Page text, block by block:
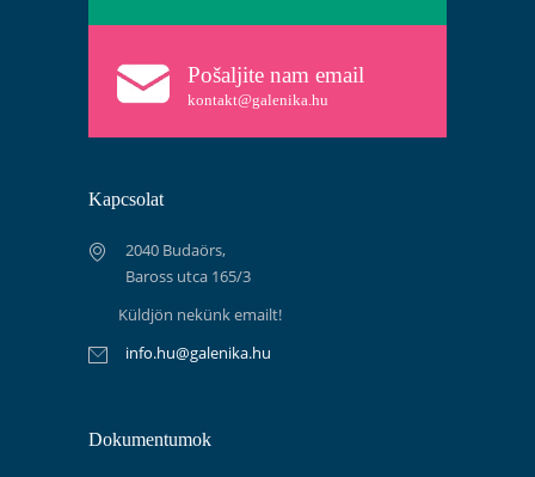
Pošaljite nam email
kontakt@galenika.hu
Kapcsolat
2040 Budaörs,
Baross utca 165/3
Küldjön nekünk emailt!
info.hu@galenika.hu
Dokumentumok